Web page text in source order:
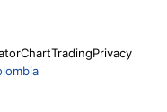
ChartTradingPrivacy